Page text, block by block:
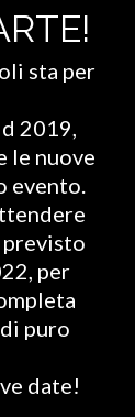
sta per
2019,
le nuove
evento.
previsto
per
puro
date!